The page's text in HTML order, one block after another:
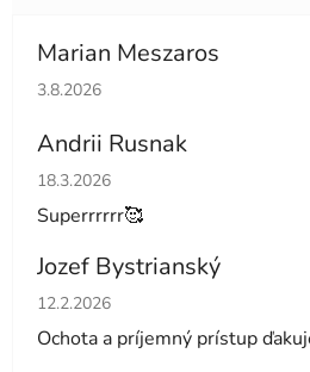
Marian Meszaros
Hodnotenie obchodu je 5 z 5
3.8.2026
Andrii Rusnak
Hodnotenie obchodu je 5 z 5
18.3.2026
Superrrrrr🥰
Jozef Bystrianský
Hodnotenie obchodu je 5 z 5
12.2.2026
Ochota a príjemný prístup